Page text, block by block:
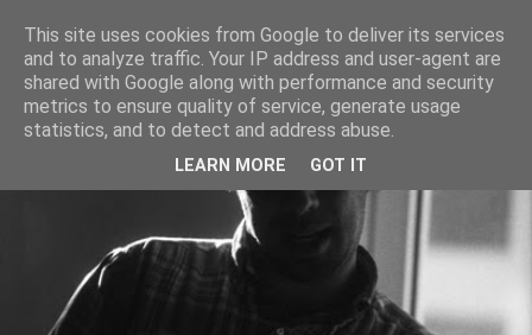
This site uses cookies from Google to deliver its services
and to analyze traffic. Your IP address and user-agent are
shared with Google along with performance and security
metrics to ensure quality of service, generate usage
statistics, and to detect and address abuse.
LEARN MORE GOT IT